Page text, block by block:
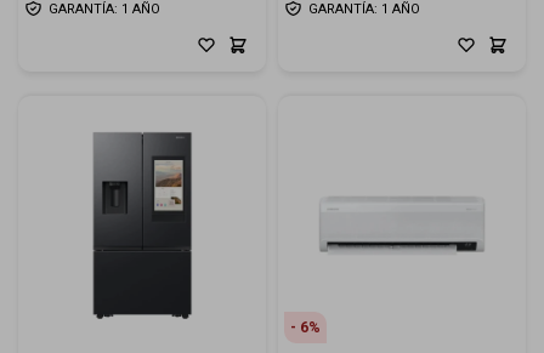
GARANTÍA: 1 AÑO GARANTÍA: 1 AÑO
6